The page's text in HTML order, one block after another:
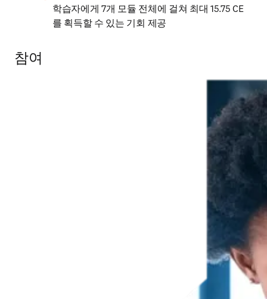
학습자에게 7개 모듈 전체에 걸쳐 최대 15.75 CE
를 획득할 수 있는 기회 제공
참여